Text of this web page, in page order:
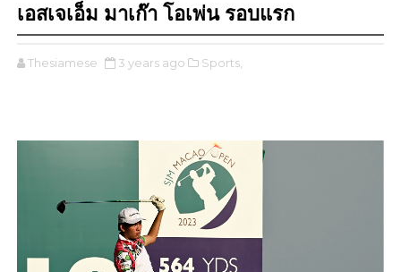
เอสเจเอ็ม มาเก๊า โอเพ่น รอบแรก
Thesiamese 3 years ago Sports,